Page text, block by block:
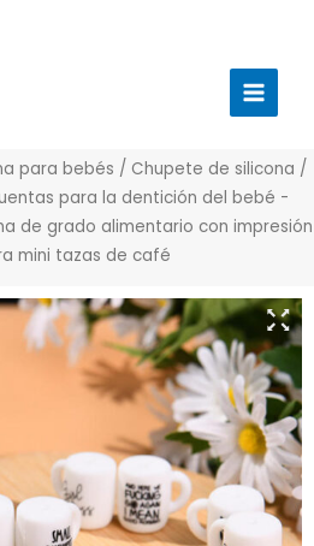
para bebés / Chupete de silicona /
para la dentición del bebé -
de grado alimentario con impresión
mini tazas de café